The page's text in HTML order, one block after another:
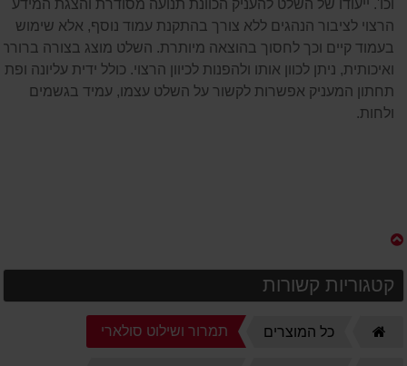
וכו'. ייעודו של השלט להעניק הכוונת תנועה מסודרת והצגת המידע
הרצוי לציבור הנהגים ללא צורך בהתקנת עמוד נוסף, אלא שימוש
בעמוד קיים וכך לחסוך בהוצאה מיותרת. השלט מוצג בצורה ברורה
ואיכותית, ניתן לכוון אותו ולהפנות לכיוון הרצוי. כולל ידית עליונה
תחתון המעניק אפשרות לקשור על השלט עצמו, עמיד בגשמים
ולחות.
קטגוריות קשורות
כל המוצרים תמרור ושילוט סולארי